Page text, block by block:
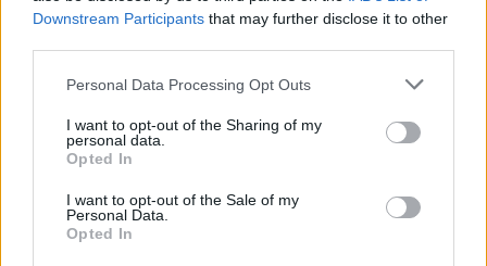
Downstream Participants that may further disclose it to other
Personal Data Processing Opt Outs
I want to opt-out of the Sharing of my
personal data.
Opted In
I want to opt-out of the Sale of my
Personal Data.
Opted In
Pyromane
Noir Désir
Où Veux-tu Qu'je R'garde
Noir Désir